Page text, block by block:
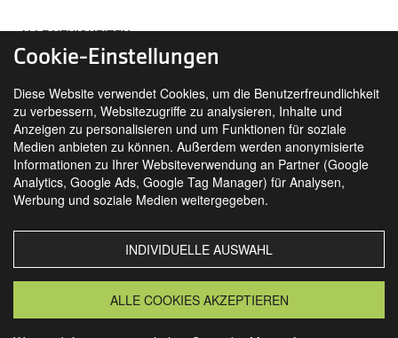
ALLE NEUIGKEITEN
SIE FINDEN UNS AUCH AUF
MORSBACH GRANSEE
Cookie-Einstellungen
Diese Website verwendet Cookies, um die Benutzerfreundlichkeit
zu verbessern, Websitezugriffe zu analysieren, Inhalte und
Anzeigen zu personalisieren und um Funktionen für soziale
Medien anbieten zu können. Außerdem werden anonymisierte
Informationen zu Ihrer Websiteverwendung an Partner (Google
Analytics, Google Ads, Google Tag Manager) für Analysen,
Werbung und soziale Medien weitergegeben.
INDIVIDUELLE AUSWAHL
ALLE COOKIES AKZEPTIEREN